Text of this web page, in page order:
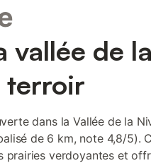
vallée de la
terroir
dans la Vallée de la
de 6 km, note 4,8/5).
prairies verdoyantes et